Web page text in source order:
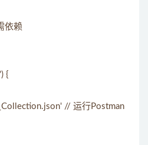
依赖
{
// 运行Postman